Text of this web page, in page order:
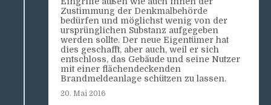
Zustimmung der Denkmalbehörde
bedürfen und möglichst wenig von der
ursprünglichen Substanz aufgegeben
werden sollte. Der neue Eigentümer hat
dies geschafft, aber auch, weil er sich
entschloss, das Gebäude und seine Nutzer
mit einer flächendeckenden
Brandmeldeanlage schützen zu lassen.
20. Mai 2016